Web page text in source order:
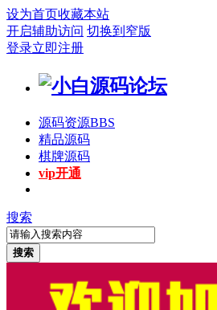
设为首页收藏本站
开启辅助访问 切换到窄版
登录立即注册
源码资源BBS
精品源码
棋牌源码
vip开通
搜索
搜索